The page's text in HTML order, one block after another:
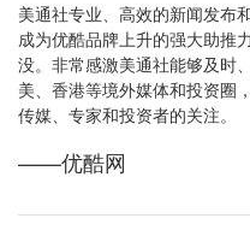
美通社专业、高效的新闻发布
成为优酷品牌上升的强大助推
没。非常感激美通社能够及时
美、香港等境外媒体和投资圈
传媒、专家和投资者的关注。
——优酷网